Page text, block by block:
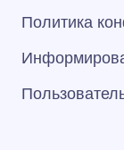
Политика